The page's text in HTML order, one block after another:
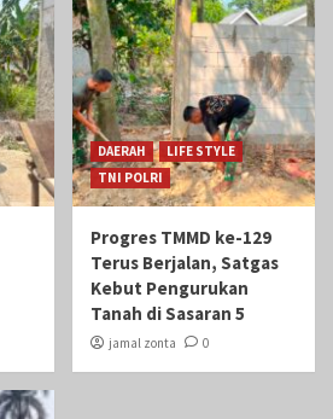
DAERAH
LIFE STYLE
TNI POLRI
Progres TMMD ke-129
Terus Berjalan, Satgas
Kebut Pengurukan
Tanah di Sasaran 5
jamal zonta 0